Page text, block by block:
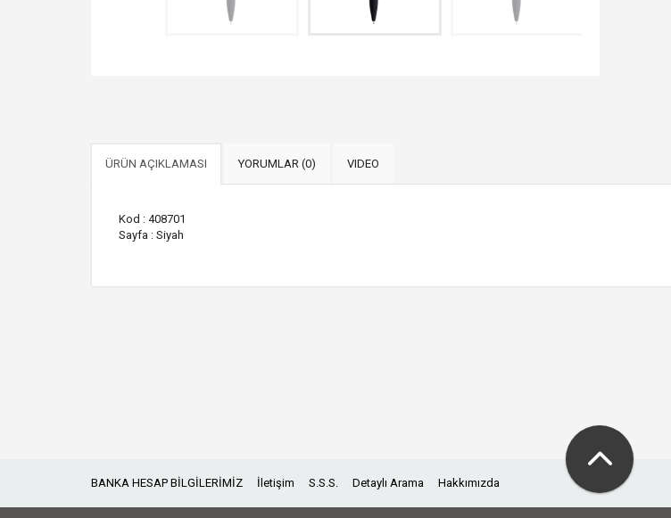
ÜRÜN AÇIKLAMASI YORUMLAR (0) VIDEO
Kod : 408701
Sayfa : Siyah
BANKA HESAP BİLGİLERİMİZ İletişim S.S.S. Detaylı Arama Hakkımızda